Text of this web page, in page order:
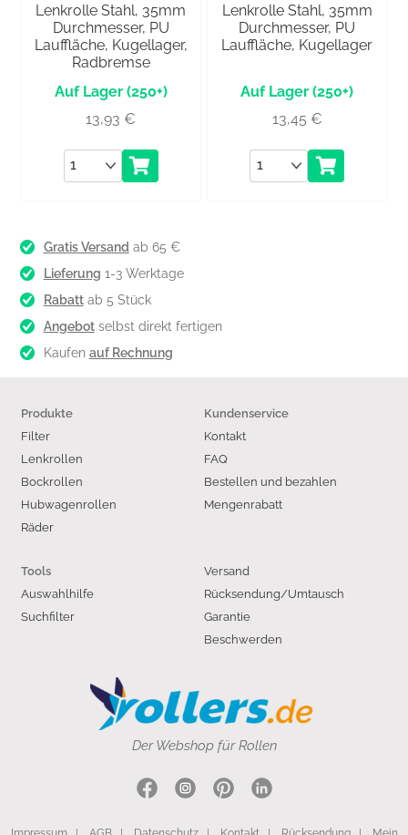
Lenkrolle Stahl, 35mm
Durchmesser, PU
Lauffläche, Kugellager,
Radbremse
(250+)
13,93€
Anzahl
Lenkrolle Stahl, 35mm
Durchmesser, PU
Lauffläche, Kugellager
(250+)
13,45 €
Anzahl
Gratis Versand ab 65 €
Lieferung 1-3 Werktage
Rabattab 5 Stück
Angebotselbst direkt fertigen
Kaufen auf Rechnung
Produkte
Filter
Lenkrollen
Bockrollen
Hubwagenrollen
Räder
Kundenservice
Kontakt
FAQ
Bestellen und bezahlen
Mengenrabatt
Versand
Rücksendung/Umtausch
Garantie
Beschwerden
Tools
Auswahlhilfe
Suchfilter
Der Webshop für Rollen